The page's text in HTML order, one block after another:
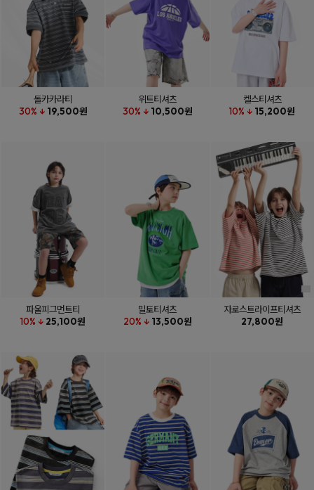
돌카카라티
30% ↓ 19,500원
위트티셔츠
30% ↓ 10,500원
켈스티셔츠
10% ↓ 15,200원
파울피그먼트티
10% ↓ 25,100원
밀토티셔츠
20% ↓ 13,500원
자로스트라이프티셔츠
27,800원